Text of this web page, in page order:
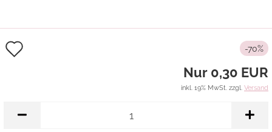
-70%
Nur 0,30 EUR
inkl. 19% MwSt. zzgl. Versand